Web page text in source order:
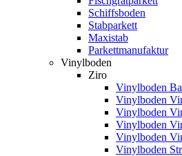
Schiffsboden
Stabparkett
Maxistab
Parkettmanufaktur
Vinylboden
Ziro
Vinylboden
Vinylboden
Vinylboden
Vinylboden
Vinylboden
Vinylboden